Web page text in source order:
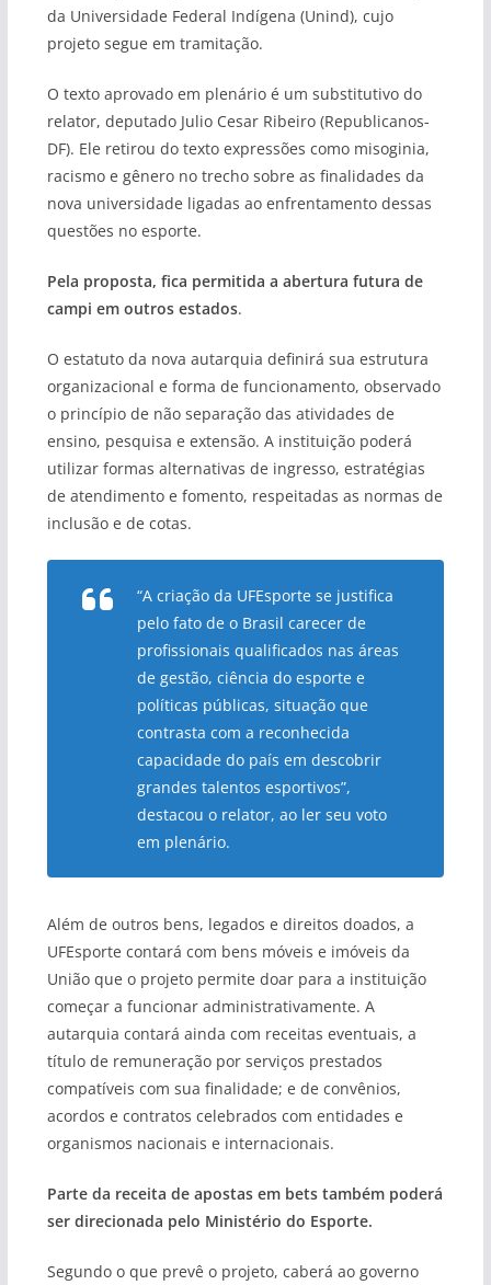
da Universidade Federal Indígena (Unind), cujo
projeto segue em tramitação.
O texto aprovado em plenário é um substitutivo do
relator, deputado Julio Cesar Ribeiro (Republicanos-
DF). Ele retirou do texto expressões como misoginia,
racismo e gênero no trecho sobre as finalidades da
nova universidade ligadas ao enfrentamento dessas
questões no esporte.
Pela proposta, fica permitida a abertura futura de
campi em outros estados.
O estatuto da nova autarquia definirá sua estrutura
organizacional e forma de funcionamento, observado
o princípio de não separação das atividades de
ensino, pesquisa e extensão. A instituição poderá
utilizar formas alternativas de ingresso, estratégias
de atendimento e fomento, respeitadas as normas de
inclusão e de cotas.
“A criação da UFEsporte se justifica
pelo fato de o Brasil carecer de
profissionais qualificados nas áreas
de gestão, ciência do esporte e
políticas públicas, situação que
contrasta com a reconhecida
capacidade do país em descobrir
grandes talentos esportivos”,
destacou o relator, ao ler seu voto
em plenário.
Além de outros bens, legados e direitos doados, a
UFEsporte contará com bens móveis e imóveis da
União que o projeto permite doar para a instituição
começar a funcionar administrativamente. A
autarquia contará ainda com receitas eventuais, a
título de remuneração por serviços prestados
compatíveis com sua finalidade; e de convênios,
acordos e contratos celebrados com entidades e
organismos nacionais e internacionais.
Parte da receita de apostas em bets também poderá
ser direcionada pelo Ministério do Esporte.
Segundo o que prevê o projeto, caberá ao governo